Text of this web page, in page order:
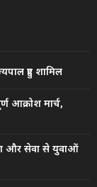
हुए शामिल
आक्रोश मार्च,
और सेवा से युवाओं